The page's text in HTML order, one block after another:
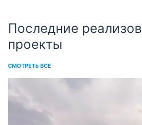
Последние
проекты
СМОТРЕТЬ ВСЕ